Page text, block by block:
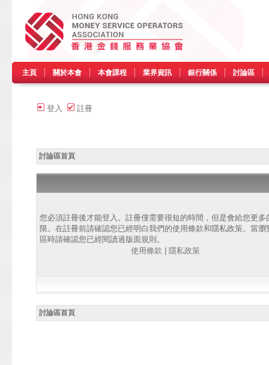
主頁 關於本會 本會課程 業界資訊 銀行關係 討論區
登入 註冊
討論區首頁
您必須註冊後才能登入。註冊僅需要很短的時間，但是會給您更多
限。在註冊前請確認您已經明白我們的使用條款和隱私政策。當瀏
區時請確認您已經閱讀過版面規則。
使用條款
隱私政策
討論區首頁